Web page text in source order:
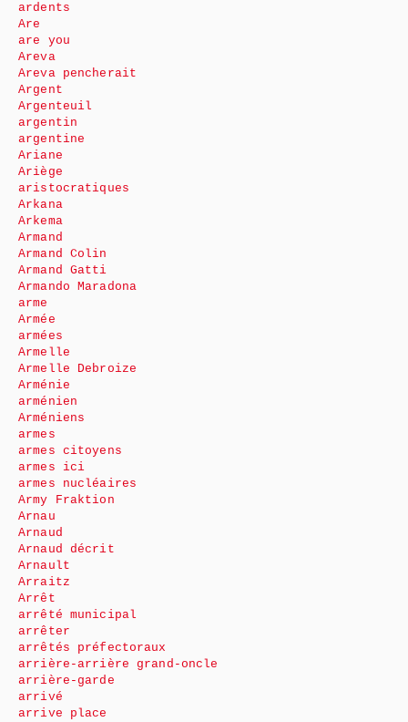
ardents
Are
are you
Areva
Areva pencherait
Argent
Argenteuil
argentin
argentine
Ariane
Ariège
aristocratiques
Arkana
Arkema
Armand
Armand Colin
Armand Gatti
Armando Maradona
arme
Armée
armées
Armelle
Armelle Debroize
Arménie
arménien
Arméniens
armes
armes citoyens
armes ici
armes nucléaires
Army Fraktion
Arnau
Arnaud
Arnaud décrit
Arnault
Arraitz
Arrêt
arrêté municipal
arrêter
arrêtés préfectoraux
arrière-arrière grand-oncle
arrière-garde
arrivé
arrive place